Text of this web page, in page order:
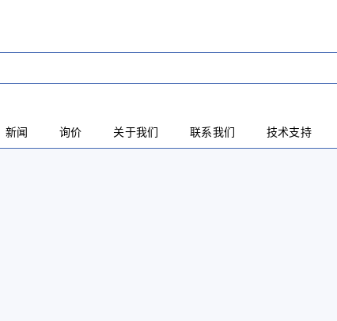
新闻 询价 关于我们 联系我们 技术支持